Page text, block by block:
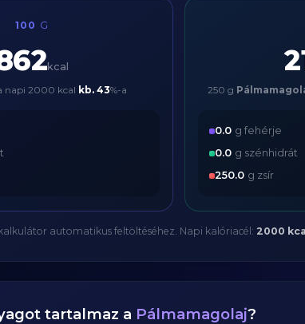
100 G
kcal
napi 2000 kcal kb. 43%-a
250 g
0.0 g fehérje
0.0 g szénhidrát
250.0 g zsír
automatikus feltöltéséhez. Napi kalóriacél: 2000 kcal
tartalmaz a Pálmamagolaj?